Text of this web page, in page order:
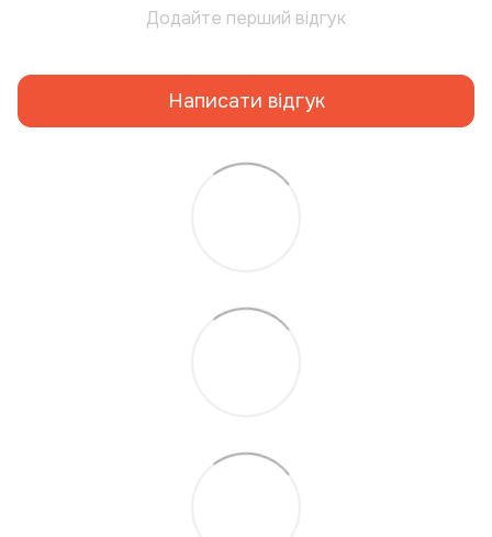
Додайте перший відгук
Написати відгук